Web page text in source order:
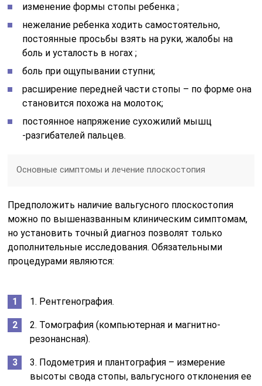
изменение формы стопы ребенка ;
нежелание ребенка ходить самостоятельно,
постоянные просьбы взять на руки, жалобы на
боль и усталость в ногах ;
боль при ощупывании ступни;
расширение передней части стопы – по форме она
становится похожа на молоток;
постоянное напряжение сухожилий мышц
-разгибателей пальцев.
Основные симптомы и лечение плоскостопия
Предположить наличие вальгусного плоскостопия
можно по вышеназванным клиническим симптомам,
но установить точный диагноз позволят только
дополнительные исследования. Обязательными
процедурами являются:
1. Рентгенография.
2. Томография (компьютерная и магнитно-
резонансная).
3. Подометрия и плантография – измерение
высоты свода стопы, вальгусного отклонения ее